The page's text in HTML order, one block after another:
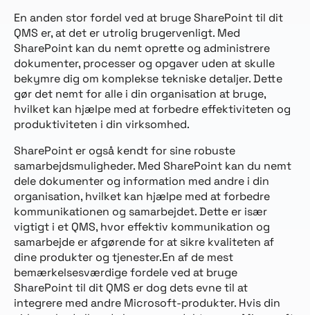
En anden stor fordel ved at bruge SharePoint til dit
QMS er, at det er utrolig brugervenligt. Med
SharePoint kan du nemt oprette og administrere
dokumenter, processer og opgaver uden at skulle
bekymre dig om komplekse tekniske detaljer. Dette
gør det nemt for alle i din organisation at bruge,
hvilket kan hjælpe med at forbedre effektiviteten og
produktiviteten i din virksomhed.
SharePoint er også kendt for sine robuste
samarbejdsmuligheder. Med SharePoint kan du nemt
dele dokumenter og information med andre i din
organisation, hvilket kan hjælpe med at forbedre
kommunikationen og samarbejdet. Dette er især
vigtigt i et QMS, hvor effektiv kommunikation og
samarbejde er afgørende for at sikre kvaliteten af
dine produkter og tjenester.En af de mest
bemærkelsesværdige fordele ved at bruge
SharePoint til dit QMS er dog dets evne til at
integrere med andre Microsoft-produkter. Hvis din